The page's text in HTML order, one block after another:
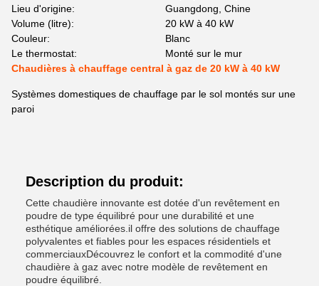
Lieu d'origine:
Guangdong, Chine
Volume (litre):
20 kW à 40 kW
Couleur:
Blanc
Le thermostat:
Monté sur le mur
Chaudières à chauffage central à gaz de 20 kW à 40 kW
Systèmes domestiques de chauffage par le sol montés sur une
paroi
Description du produit:
Cette chaudière innovante est dotée d'un revêtement en
poudre de type équilibré pour une durabilité et une
esthétique améliorées.il offre des solutions de chauffage
polyvalentes et fiables pour les espaces résidentiels et
commerciauxDécouvrez le confort et la commodité d'une
chaudière à gaz avec notre modèle de revêtement en
poudre équilibré.